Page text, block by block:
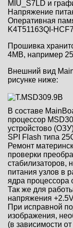
MIU_S7LD и
Напряжение
Оперативная
K4T51163QI-
Прошивка
4MB, например
Внешний вид
рисунке ниже:
В составе
процессор
устройстово
SPI Flash типа
Ремонт
проверки
стабилизаторов,
питания узлов в
ядра процессора
Так же для
напряжения
При исправной
изображения,
(в зависимости